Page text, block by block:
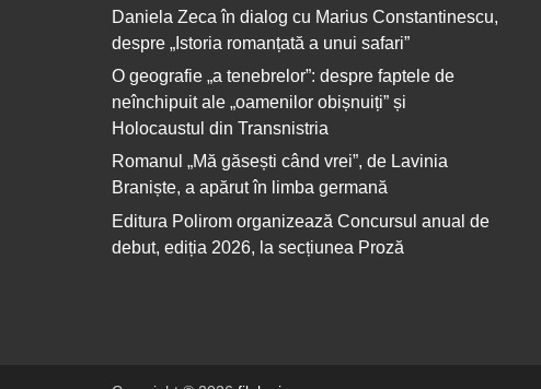
Daniela Zeca în dialog cu Marius Constantinescu,
despre „Istoria romanțată a unui safari”
O geografie „a tenebrelor”: despre faptele de
neînchipuit ale „oamenilor obișnuiți” și
Holocaustul din Transnistria
Romanul „Mă găsești când vrei”, de Lavinia
Braniște, a apărut în limba germană
Editura Polirom organizează Concursul anual de
debut, ediția 2026, la secțiunea Proză